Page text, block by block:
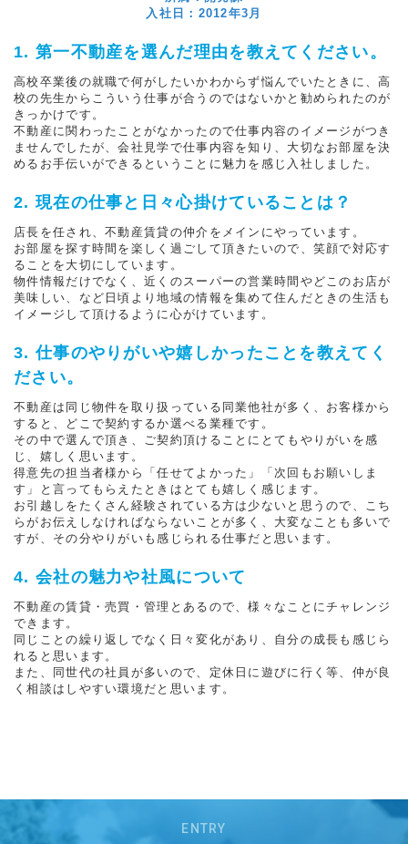
入社日：2012年3月
1. 第一不動産を選んだ理由を教えてください。
高校卒業後の就職で何がしたいかわからず悩んでいたときに、高
校の先生からこういう仕事が合うのではないかと勧められたのが
きっかけです。
不動産に関わったことがなかったので仕事内容のイメージがつき
ませんでしたが、会社見学で仕事内容を知り、大切なお部屋を決
めるお手伝いができるということに魅力を感じ入社しました。
2. 現在の仕事と日々心掛けていることは？
店長を任され、不動産賃貸の仲介をメインにやっています。
お部屋を探す時間を楽しく過ごして頂きたいので、笑顔で対応す
ることを大切にしています。
物件情報だけでなく、近くのスーパーの営業時間やどこのお店が
美味しい、など日頃より地域の情報を集めて住んだときの生活も
イメージして頂けるように心がけています。
3. 仕事のやりがいや嬉しかったことを教えてく
ださい。
不動産は同じ物件を取り扱っている同業他社が多く、お客様から
すると、どこで契約するか選べる業種です。
その中で選んで頂き、ご契約頂けることにとてもやりがいを感
じ、嬉しく思います。
得意先の担当者様から「任せてよかった」「次回もお願いしま
す」と言ってもらえたときはとても嬉しく感じます。
お引越しをたくさん経験されている方は少ないと思うので、こち
らがお伝えしなければならないことが多く、大変なことも多いで
すが、その分やりがいも感じられる仕事だと思います。
4. 会社の魅力や社風について
不動産の賃貸・売買・管理とあるので、様々なことにチャレンジ
できます。
同じことの繰り返しでなく日々変化があり、自分の成長も感じら
れると思います。
また、同世代の社員が多いので、定休日に遊びに行く等、仲が良
く相談はしやすい環境だと思います。
ENTRY